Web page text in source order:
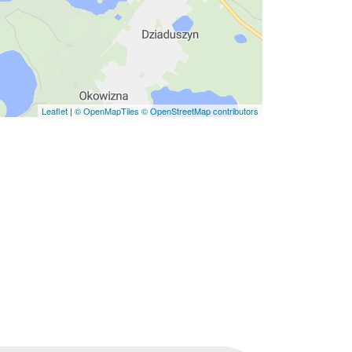
Leaflet | © OpenMapTiles © OpenStreetMap contributors